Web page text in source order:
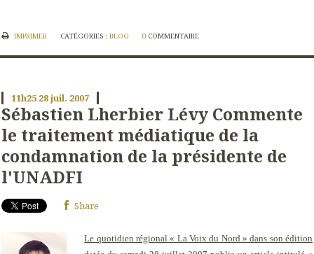
IMPRIMER CATÉGORIES : BLOG 0 COMMENTAIRE
11h25 28juil. 2007
Sébastien Lherbier Lévy Commente
le traitement médiatique de la
condamnation de la présidente de
l'UNADFI
Share
Le quotidien régional « La Voix du Nord » dans son édition